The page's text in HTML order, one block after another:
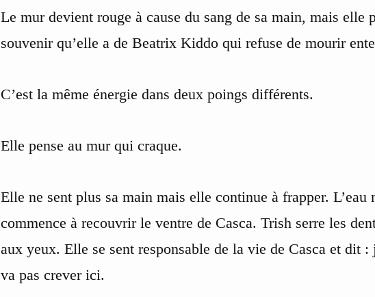
Le mur devient rouge à cause du sang de sa main, mais elle
souvenir qu’elle a de Beatrix Kiddo qui refuse de mourir
C’est la même énergie dans deux poings différents.
Elle pense au mur qui craque.
Elle ne sent plus sa main mais elle continue à frapper. L’eau
commence à recouvrir le ventre de Casca. Trish serre les
aux yeux. Elle se sent responsable de la vie de Casca et dit :
va pas crever ici.